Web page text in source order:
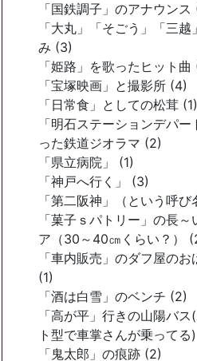
「国鉄調子」のアナウンス
「大丸」「そごう」「三越
み (3)
「姫路」を歌ったヒット曲
「宝塚映画」と撮影所 (4)
「日常食」としての松茸 (1)
「明石ステーションデパー
った鉄道ジオラマ (2)
「県立病院」 (1)
「神戸へ行く」 (3)
「第二阪神」（という呼び
「菓子ｓパトリー」の長～
ア（30～40㎝くらい？）
「車内販売」のダフ屋のお
(1)
「酒は白雪」のベンチ (2)
「高が平」行きの山陽バス
ト型で車掌さんが乗ってる
「鬼太郎」の痕跡 (2)